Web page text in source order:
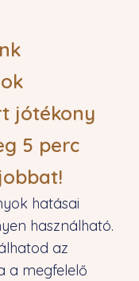
jótékony
5 perc
hatásai
használható.
az
a megfelelő